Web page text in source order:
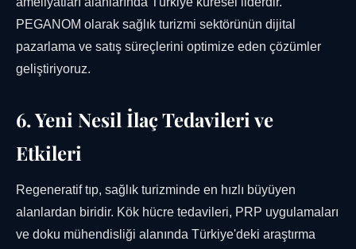
PEGANOM olarak sağlık turizmi sektörünün dijital
pazarlama ve satış süreçlerini optimize eden çözümler
geliştiriyoruz.
6. Yeni Nesil İlaç Tedavileri ve
Etkileri
Regeneratif tıp, sağlık turizminde en hızlı büyüyen
alanlardan biridir. Kök hücre tedavileri, PRP uygulamaları
ve doku mühendisliği alanında Türkiye'deki araştırma